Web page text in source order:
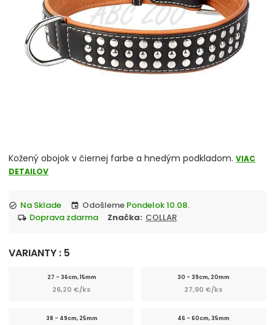
Vitamíny a liečivá
Hračky
Pelechy
Cestovanie so psom
Antiparazitiká pre psov
Flexi, Amigo - vodítko samonavíjacie
Kožený obojok v čiernej farbe a hnedým podkladom. VIAC
DETAILOV
check_circle Na Sklade event Odošleme Pondelok 10.08.
local_shipping doprava zdarma Značka: COLLAR
VARIANTY : 5
27 - 36cm, 15mm
26,20 €/ks
30 - 39cm, 20mm
27,90 €/ks
38 - 49cm, 25mm 46 - 60cm, 35mm